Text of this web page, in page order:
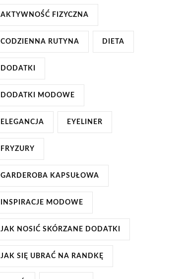
AKTYWNOŚĆ FIZYCZNA
CODZIENNA RUTYNA DIETA
DODATKI
DODATKI MODOWE
ELEGANCJA EYELINER
FRYZURY
GARDEROBA KAPSUŁOWA
INSPIRACJE MODOWE
JAK NOSIĆ SKÓRZANE DODATKI
JAK SIĘ UBRAĆ NA RANDKĘ